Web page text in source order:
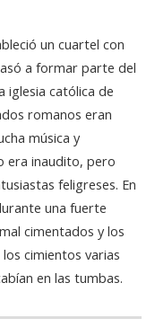
un cuartel con
a formar parte del
iglesia católica de
romanos eran
música y
era inaudito, pero
feligreses. En
una fuerte
cimentados y los
cimientos varias
en las tumbas.